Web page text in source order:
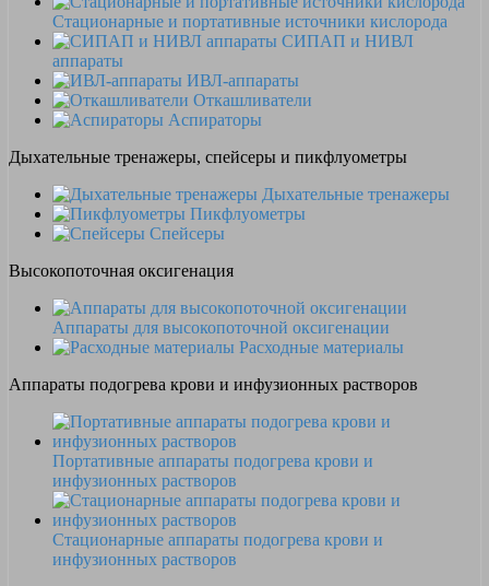
Стационарные и портативные источники кислорода
СИПАП и НИВЛ
аппараты
ИВЛ-аппараты
Откашливатели
Аспираторы
Дыхательные тренажеры, спейсеры и пикфлуометры
Дыхательные тренажеры
Пикфлуометры
Спейсеры
Высокопоточная оксигенация
Аппараты для высокопоточной оксигенации
Расходные материалы
Аппараты подогрева крови и инфузионных растворов
Портативные аппараты подогрева крови и
инфузионных растворов
Стационарные аппараты подогрева крови и
инфузионных растворов